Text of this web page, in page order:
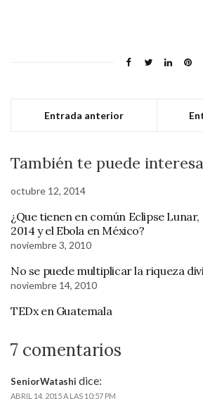
Entrada anterior
También te puede
octubre 12, 2014
¿Que tienen en común Eclipse
2014 y el Ebola en México?
noviembre 3, 2010
No se puede multiplicar la riqueza
noviembre 14, 2010
TEDx en Guatemala
7 comentarios
SeniorWatashi dice:
ABRIL 14, 2015 A LAS 10:57 PM